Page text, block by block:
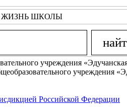
ЖИЗНЬ ШКОЛЫ
учреждения
учреждения
Российской Федерации